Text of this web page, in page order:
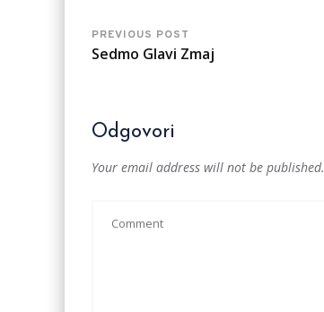
PREVIOUS POST
Sedmo Glavi Zmaj
Odgovori
Your email address will not be published.